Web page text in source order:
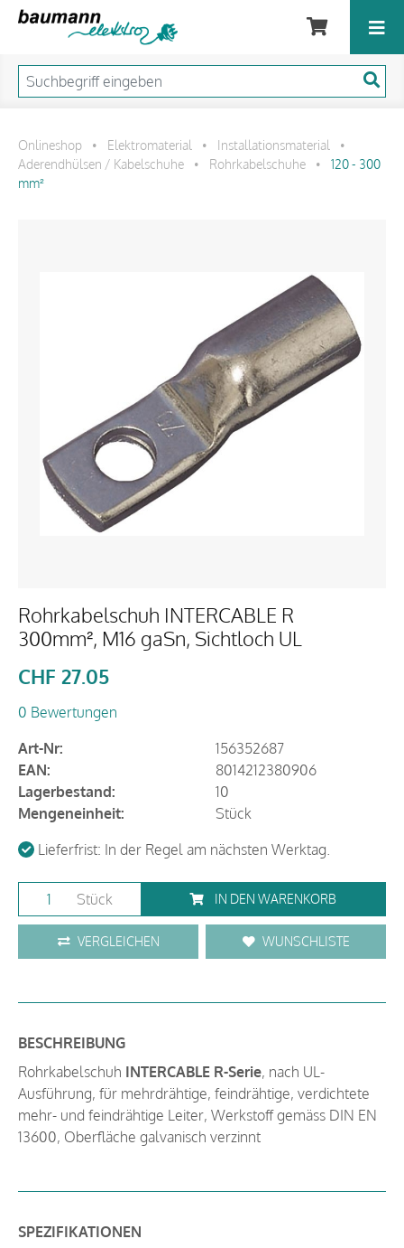
Onlineshop • Elektromaterial • Installationsmaterial
•
Aderendhülsen / Kabelschuhe
• Rohrkabelschuhe •
120 - 300
mm²
Rohrkabelschuh INTERCABLE R
300mm², M16 gaSn, Sichtloch UL
CHF 27.05
0 Bewertungen
Art-Nr:
156352687
EAN:
8014212380906
Lagerbestand:
10
Mengeneinheit:
Stück
Lieferfrist: In der Regel am nächsten Werktag.
Stück IN DEN WARENKORB
VERGLEICHEN WUNSCHLISTE
BESCHREIBUNG
Rohrkabelschuh INTERCABLE R-Serie, nach UL-
Ausführung, für mehrdrähtige, feindrähtige, verdichtete
mehr- und feindrähtige Leiter, Werkstoff gemäss DIN EN
13600, Oberfläche galvanisch verzinnt
SPEZIFIKATIONEN